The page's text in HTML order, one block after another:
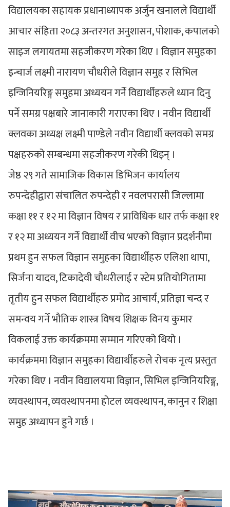
विद्यालयका सहायक प्रधानाध्यापक अर्जुन खनालले विद्यार्थी
आचार संहिता २०८३ अन्तरगत अनुशासन, पोशाक, कपालको
साइज लगायतमा सहजीकरण गरेका थिए । विज्ञान समुहका
इन्चार्ज लक्ष्मी नारायण चौधरीले विज्ञान समुह र सिभिल
इन्जिनियरिङ्ग समुहमा अध्ययन गर्ने विद्यार्थीहरुले ध्यान दिनु
पर्ने समग्र पक्षबारे जानाकारी गराएका थिए । नवीन विद्यार्थी
क्लवका अध्यक्ष लक्ष्मी पाण्डेले नवीन विद्यार्थी क्लवको समग्र
पक्षहरुको सम्बन्धमा सहजीकरण गरेकी थिइन् ।
जेष्ठ २९ गते सामाजिक विकास डिभिजन कार्यालय
रुपन्देहीद्वारा संचालित रुपन्देही र नवलपरासी जिल्लामा
कक्षा ११ र १२ मा विज्ञान विषय र प्राविधिक धार तर्फ कक्षा ११
र १२ मा अध्ययन गर्ने विद्यार्थी वीच भएको विज्ञान प्रदर्शनीमा
प्रथम हुन सफल विज्ञान समुहका विद्यार्थीहरु एलिशा थापा,
सिर्जना यादव, टिकादेवी चौधरीलाई र स्टेम प्रतियोगितामा
तृतीय हुन सफल विद्यार्थीहरु प्रमोद आचार्य, प्रतिज्ञा चन्द र
समन्वय गर्ने भौतिक शास्त्र विषय शिक्षक विनय कुमार
विकलाई उक्त कार्यक्रममा सम्मान गरिएको थियो ।
कार्यक्रममा विज्ञान समुहका विद्यार्थीहरुले रोचक नृत्य प्रस्तुत
गरेका थिए । नवीन विद्यालयमा विज्ञान, सिभिल इन्जिनियरिङ्ग,
व्यवस्थापन, व्यवस्थापनमा होटल व्यवस्थापन, कानुन र शिक्षा
समुह अध्यापन हुने गर्छ ।